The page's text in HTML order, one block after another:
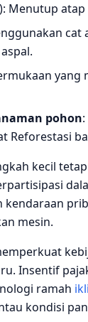
): Menutup
cat
pohon
Reforestasi
kecil
mesin.
Insentif
ramah
kondisi